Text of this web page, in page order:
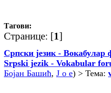
Тагови:
Странице: [1]
Српски језик - Вокабулар
Srpski jezik - Vokabular
Бојан Башић, J o e) > Тема: